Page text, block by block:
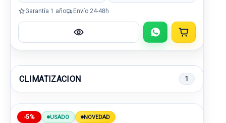
Garantía 1 año Envío 24-48h
CLIMATIZACION 1
-5% USADO NOVEDAD